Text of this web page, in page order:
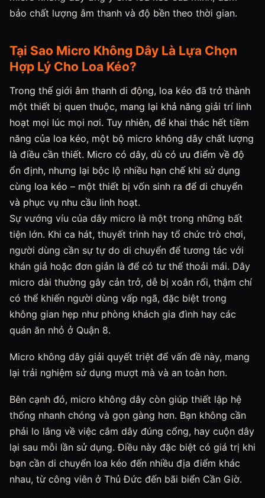
bảo chất lượng âm thanh và độ bền theo thời gian.
Tại Sao Micro Không Dây Là Lựa Chọn
Hợp Lý Cho Loa Kéo?
Trong thế giới âm thanh di động, loa kéo đã trở thành
một thiết bị quen thuộc, mang lại khả năng giải trí linh
hoạt mọi lúc mọi nơi. Tuy nhiên, để khai thác hết tiềm
năng của loa kéo, một bộ micro không dây chất lượng
là điều cần thiết. Micro có dây, dù có ưu điểm về độ
ổn định, nhưng lại bộc lộ nhiều hạn chế khi sử dụng
cùng loa kéo – một thiết bị vốn sinh ra để di chuyển
và phục vụ nhu cầu linh hoạt.
Sự vướng víu của dây micro là một trong những bất
tiện lớn. Khi ca hát, thuyết trình hay tổ chức trò chơi,
người dùng cần sự tự do di chuyển để tương tác với
khán giả hoặc đơn giản là để có tư thế thoải mái. Dây
micro dài thường gây cản trở, dễ bị xoắn rối, thậm chí
có thể khiến người dùng vấp ngã, đặc biệt trong
không gian hẹp như phòng khách gia đình hay các
quán ăn nhỏ ở Quận 8.
Micro không dây giải quyết triệt để vấn đề này, mang
lại trải nghiệm sử dụng mượt mà và an toàn hơn.
Bên cạnh đó, micro không dây còn giúp thiết lập hệ
thống nhanh chóng và gọn gàng hơn. Bạn không cần
phải lo lắng về việc cắm dây đúng cổng, hay cuộn dây
lại sau mỗi lần sử dụng. Điều này đặc biệt có giá trị khi
bạn cần di chuyển loa kéo đến nhiều địa điểm khác
nhau, từ công viên ở Thủ Đức đến bãi biển Cần Giờ.